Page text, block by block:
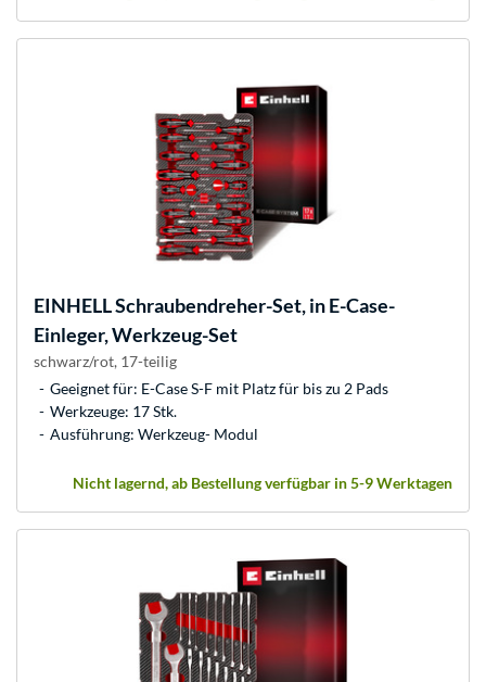
EINHELLSchraubendreher-Set, in E-Case-
Einleger, Werkzeug-Set
schwarz/rot, 17-teilig
Geeignet für: E-Case S-F mit Platz für bis zu 2 Pads
Werkzeuge: 17 Stk.
Ausführung: Werkzeug- Modul
Nicht lagernd, ab Bestellung verfügbar in 5-9 Werktagen